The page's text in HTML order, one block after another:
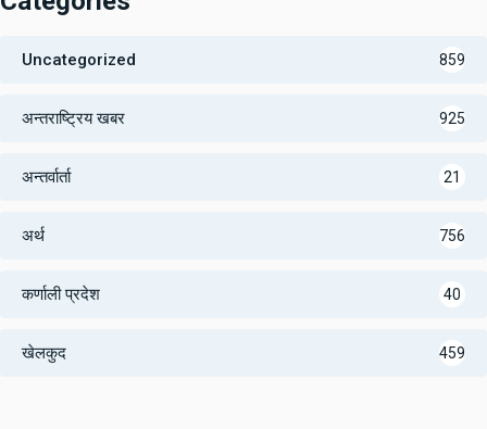
Uncategorized 859
अन्तराष्ट्रिय खबर 925
अन्तर्वार्ता 21
अर्थ 756
कर्णाली प्रदेश 40
खेलकुद 459